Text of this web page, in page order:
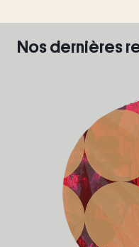
Nos dernières